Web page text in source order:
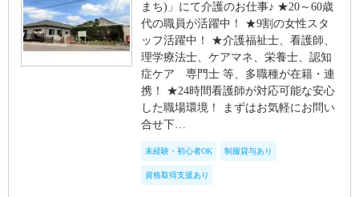
まち)」にて介護のお仕事♪ ★20～60歳
代の職員が活躍中！ ★9割の女性スタ
ッフ活躍中！ ★介護福祉士、看護師、
理学療法士、ケアマネ、栄養士、認知
症ケア 専門士 等、多職種が在籍・連
携！ ★24時間看護師が対応可能な安心
した職場環境！ まずはお気軽にお問い
合せ下…
未経験・初心者OK 制服貸与あり
資格取得支援あり